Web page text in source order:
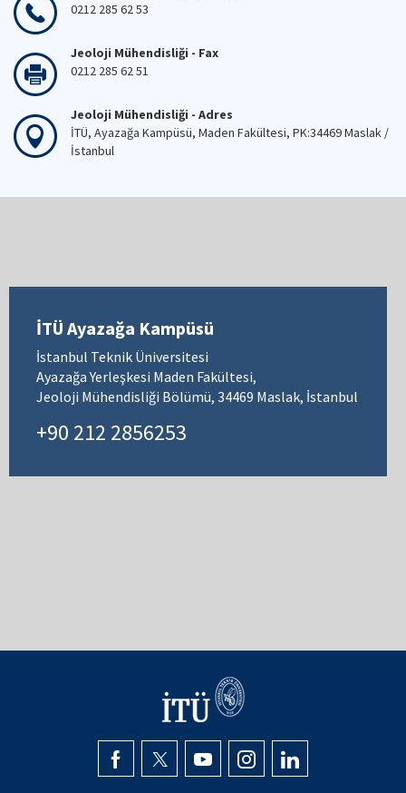
0212 285 62 53
Jeoloji Mühendisliği - Fax
0212 285 62 51
Jeoloji Mühendisliği - Adres
İTÜ, Ayazağa Kampüsü, Maden Fakültesi, PK:34469 Maslak /
İstanbul
İTÜ Ayazağa Kampüsü
İstanbul Teknik Üniversitesi
Ayazağa Yerleşkesi Maden Fakültesi,
Jeoloji Mühendisliği Bölümü, 34469 Maslak, İstanbul
+90 212 2856253